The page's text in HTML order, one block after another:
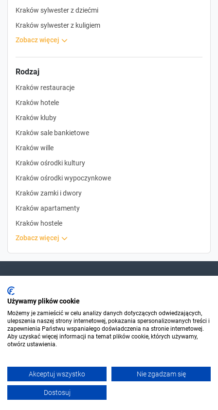
Kraków sylwester z dziećmi
Kraków sylwester z kuligiem
zobacz więcej
Rodzaj
Kraków restauracje
Kraków hotele
Kraków kluby
Kraków sale bankietowe
Kraków wille
Kraków ośrodki kultury
Kraków ośrodki wypoczynkowe
Kraków zamki i dwory
Kraków apartamenty
Kraków hostele
zobacz więcej
Dla organizatorów
© 2006-2026 Sylwester.pl
Używamy plików cookie
Możemy je zamieścić w celu analizy danych dotyczących odwiedzających,
ulepszenia naszej strony internetowej, pokazania spersonalizowanych treści i
zapewnienia Państwu wspaniałego doświadczenia na stronie internetowej.
Aby uzyskać więcej informacji na temat plików cookie, których używamy,
otwórz ustawienia.
Akceptuj wszystko Nie zgadzam się
Dostosuj